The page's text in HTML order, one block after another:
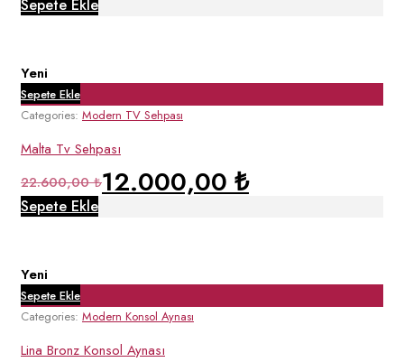
87.500,00 ₺.
fiyat:
Sepete Ekle
Yeni
Sepete Ekle
Categories: Modern TV Sehpası
Malta Tv Sehpası
22.600,00₺
Orijinal
fiyat:
22.600,00 ₺.
12.000,00 ₺
Şu
andaki
fiyat:
Sepete Ekle
Yeni
Sepete Ekle
Categories: Modern Konsol Aynası
Lina Bronz Konsol Aynası